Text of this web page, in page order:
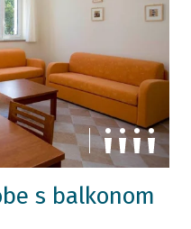
s balkonom